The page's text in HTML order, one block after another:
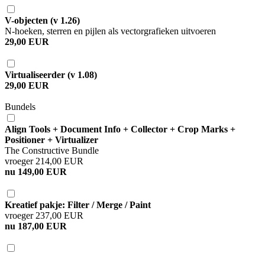
V-objecten (v 1.26)
N-hoeken, sterren en pijlen als vectorgrafieken uitvoeren
29,00 EUR
Virtualiseerder (v 1.08)
29,00 EUR
Bundels
Align Tools + Document Info + Collector + Crop Marks +
Positioner + Virtualizer
The Constructive Bundle
vroeger 214,00 EUR
nu 149,00 EUR
Kreatief pakje: Filter / Merge / Paint
vroeger 237,00 EUR
nu 187,00 EUR